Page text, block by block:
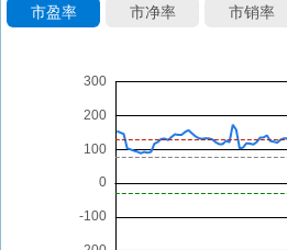
市盈率 市净率 市销率